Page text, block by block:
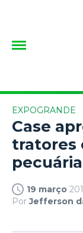
EXPOGRANDE
Case
tratores
pecuária
19 março
PorJefferson